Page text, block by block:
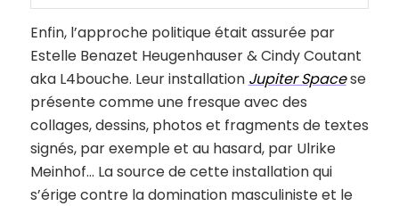
Enfin, l’approche politique était assurée par
Estelle Benazet Heugenhauser & Cindy Coutant
aka L4bouche. Leur installation Jupiter Spacese
présente comme une fresque avec des
collages, dessins, photos et fragments de textes
signés, par exemple et au hasard, par Ulrike
Meinhof… La source de cette installation qui
s’érige contre la domination masculiniste et le